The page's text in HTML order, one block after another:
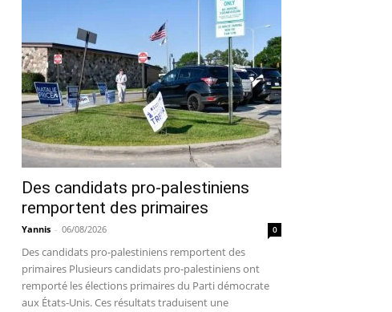
Des candidats pro-palestiniens
remportent des primaires
Yannis - 06/08/2026 0
Des candidats pro-palestiniens remportent des
primaires Plusieurs candidats pro-palestiniens ont
remporté les élections primaires du Parti démocrate
aux États-Unis. Ces résultats traduisent une